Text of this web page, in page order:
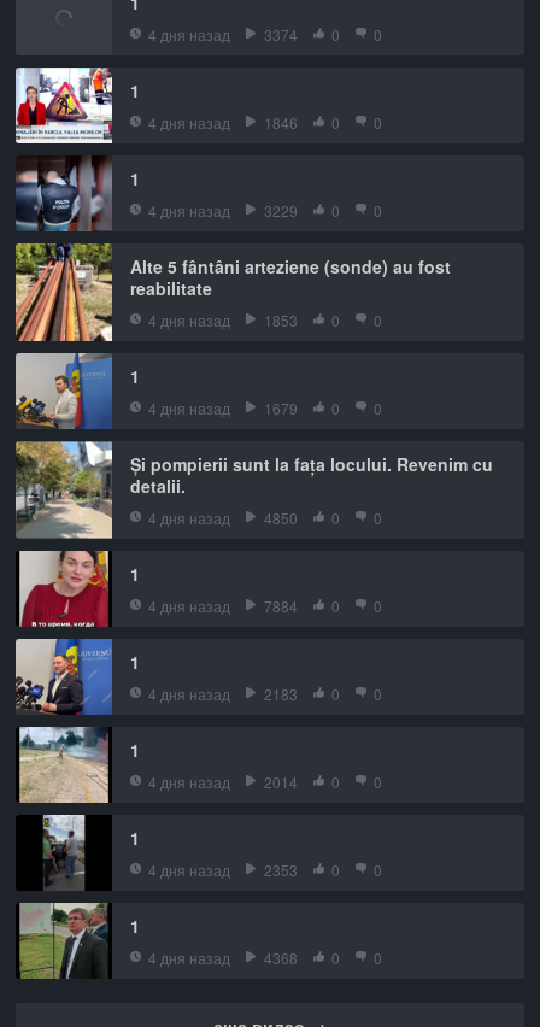
4 дня назад 3374 0 0
1
4 дня назад 1846 0 0
1
4 дня назад 3229 0 0
Alte 5 fântâni arteziene (sonde) au fost
reabilitate
4 дня назад 1853 0 0
1
4 дня назад 1679 0 0
Și pompierii sunt la fața locului. Revenim cu
detalii.
4 дня назад 4850 0 0
1
4 дня назад 7884 0 0
1
4 дня назад 2183 0 0
1
4 дня назад 2014 0 0
1
4 дня назад 2353 0 0
1
4 дня назад 4368 0 0